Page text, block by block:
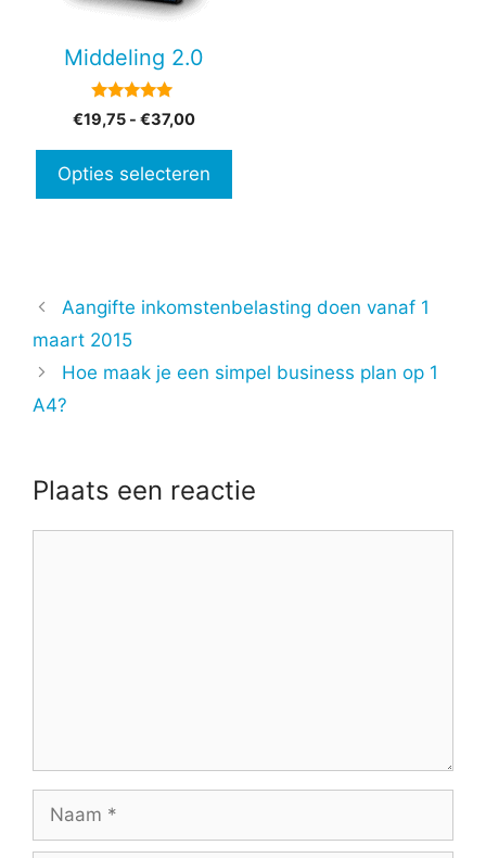
Middeling 2.0
5.00
van 5
€19,75 - €37,00Prijsklasse:
€37,00
Opties selecteren
worden
productpagina
Aangifte inkomstenbelasting doen vanaf 1
maart 2015
Hoe maak je een simpel business plan op 1
A4?
Plaats een reactie